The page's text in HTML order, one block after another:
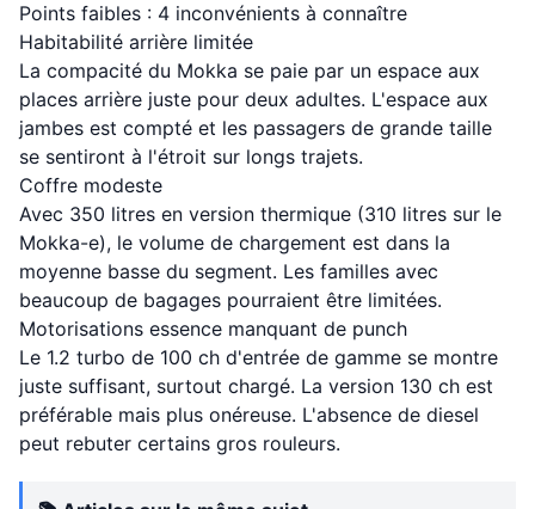
Points faibles : 4 inconvénients à connaître
Habitabilité arrière limitée
La compacité du Mokka se paie par un espace aux
places arrière juste pour deux adultes. L'espace aux
jambes est compté et les passagers de grande taille
se sentiront à l'étroit sur longs trajets.
Coffre modeste
Avec 350 litres en version thermique (310 litres sur le
Mokka-e), le volume de chargement est dans la
moyenne basse du segment. Les familles avec
beaucoup de bagages pourraient être limitées.
Motorisations essence manquant de punch
Le 1.2 turbo de 100 ch d'entrée de gamme se montre
juste suffisant, surtout chargé. La version 130 ch est
préférable mais plus onéreuse. L'absence de diesel
peut rebuter certains gros rouleurs.